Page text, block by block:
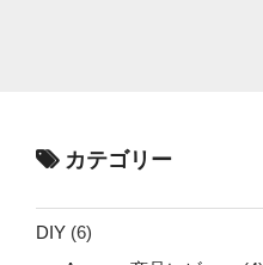
カテゴリー
DIY (6)